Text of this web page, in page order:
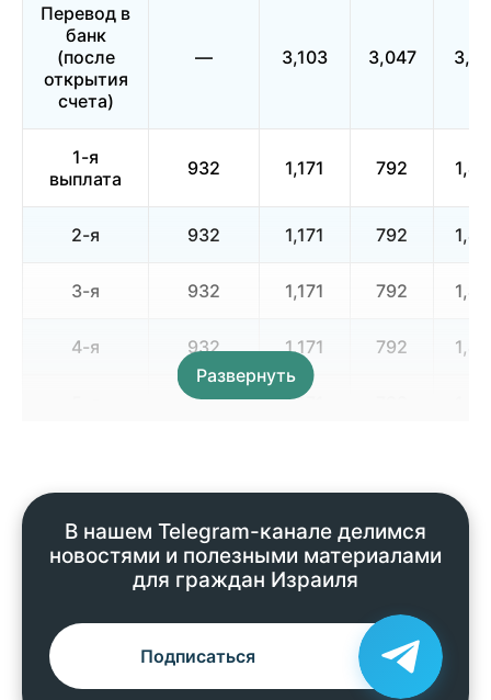
Перевод в
банк
(после
открытия
счета)
— 3,103 3,047
1-я
выплата
932 1,171 792
2-я 932 1,171 792
3-я 932 1,171 792
4-я 932 1,171 792
932 1,171
Развернуть
В нашем Telegram-канале делимся
новостями и полезными материалами
для граждан Израиля
Подписаться